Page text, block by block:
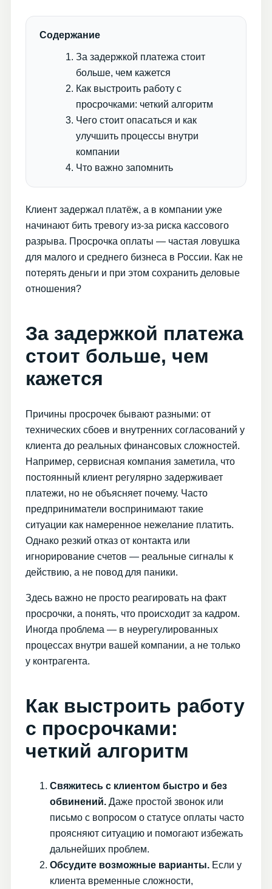
Содержание
За задержкой платежа стоит
больше, чем кажется
Как выстроить работу с
просрочками: четкий алгоритм
Чего стоит опасаться и как
улучшить процессы внутри
компании
Что важно запомнить
Клиент задержал платёж, а в компании уже
начинают бить тревогу из-за риска кассового
разрыва. Просрочка оплаты — частая ловушка
для малого и среднего бизнеса в России. Как не
потерять деньги и при этом сохранить деловые
отношения?
За задержкой платежа
стоит больше, чем
кажется
Причины просрочек бывают разными: от
технических сбоев и внутренних согласований у
клиента до реальных финансовых сложностей.
Например, сервисная компания заметила, что
постоянный клиент регулярно задерживает
платежи, но не объясняет почему. Часто
предприниматели воспринимают такие
ситуации как намеренное нежелание платить.
Однако резкий отказ от контакта или
игнорирование счетов — реальные сигналы к
действию, а не повод для паники.
Здесь важно не просто реагировать на факт
просрочки, а понять, что происходит за кадром.
Иногда проблема — в неурегулированных
процессах внутри вашей компании, а не только
у контрагента.
Как выстроить работу
с просрочками:
четкий алгоритм
Свяжитесь с клиентом быстро и без
обвинений. Даже простой звонок или
письмо с вопросом о статусе оплаты часто
проясняют ситуацию и помогают избежать
дальнейших проблем.
Обсудите возможные варианты. Если у
клиента временные сложности,